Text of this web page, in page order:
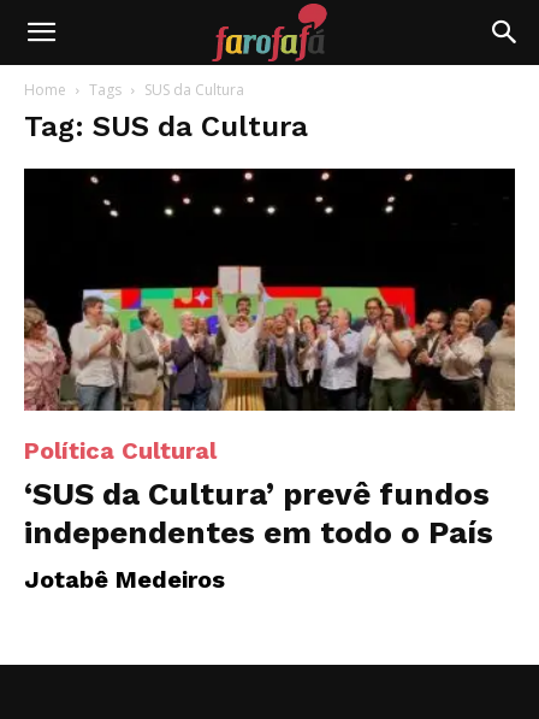
Farofafá
Home Tags SUS da Cultura
Tag: SUS da Cultura
Política Cultural
‘SUS da Cultura’ prevê fundos
independentes em todo o País
Jotabê Medeiros